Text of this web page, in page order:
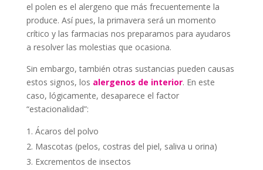
el polen es el alergeno que más frecuentemente la
produce. Así pues, la primavera será un momento
crítico y las farmacias nos preparamos para ayudaros
a resolver las molestias que ocasiona.
Sin embargo, también otras sustancias pueden causas
estos signos, los alergenos de interior. En este
caso, lógicamente, desaparece el factor
“estacionalidad”:
Ácaros del polvo
Mascotas (pelos, costras del piel, saliva u orina)
Excrementos de insectos